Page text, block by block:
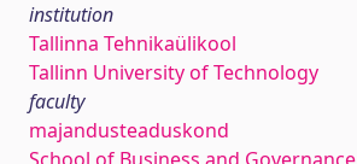
institution
Tallinna Tehnikaülikool
Tallinn University of Technology
faculty
majandusteaduskond